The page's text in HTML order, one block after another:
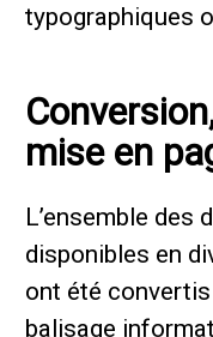
typographiques
mise en
L’ensemble des
disponibles en
ont été
balisage